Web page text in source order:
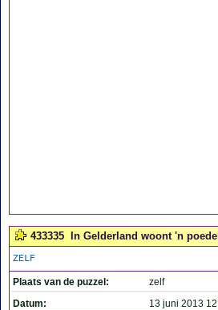
433335 In Gelderland woont 'n
ZELF
Plaats van de puzzel:
zelf
Datum:
13 juni 2013